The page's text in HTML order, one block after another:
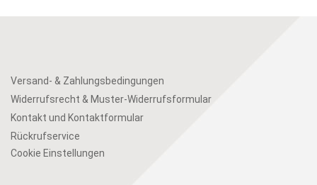
Versand- & Zahlungsbedingungen
Widerrufsrecht & Muster-Widerrufsformular
Kontakt und Kontaktformular
Rückrufservice
Cookie Einstellungen